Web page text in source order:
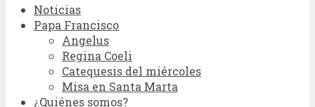
Noticias
Papa Francisco
Angelus
Regina Coeli
Catequesis del miércoles
Misa en Santa Marta
¿Quiénes somos?